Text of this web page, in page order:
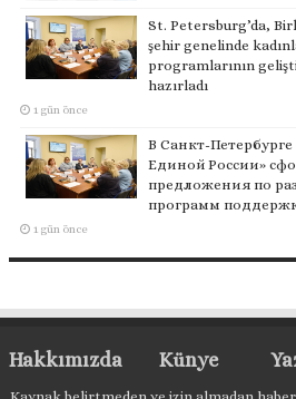
St. Petersburg’da,
şehir genelinde
programlarının
hazırladı
1 gün önce
В Санкт-
Единой России»
предложения по
программ
1 gün önce
Hakkımızda Künye